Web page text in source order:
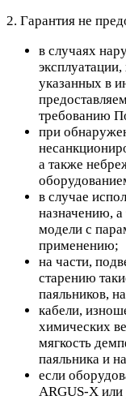
2. Гарантия не
в случаях
указанных в
требованию
при
а также
в случае
назначению,
модели с
применению;
на части,
старению
паяльников,
кабели,
химических
мягкость
паяльника и
если
ARGUS-X